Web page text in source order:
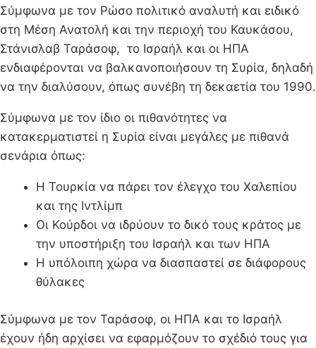
Σύμφωνα με τον Ρώσο πολιτικό αναλυτή και ειδικό
στη Μέση Ανατολή και την περιοχή του Καυκάσου,
Στάνισλαβ Ταράσοφ, το Ισραήλ και οι ΗΠΑ
ενδιαφέρονται να βαλκανοποιήσουν τη Συρία, δηλαδή
να την διαλύσουν, όπως συνέβη τη δεκαετία του 1990.
Σύμφωνα με τον ίδιο οι πιθανότητες να
κατακερματιστεί η Συρία είναι μεγάλες με πιθανά
σενάρια όπως:
Η Τουρκία να πάρει τον έλεγχο του Χαλεπίου
και της Ιντλίμπ
Οι Κούρδοι να ιδρύουν το δικό τους κράτος με
την υποστήριξη του Ισραήλ και των ΗΠΑ
Η υπόλοιπη χώρα να διασπαστεί σε διάφορους
θύλακες
Σύμφωνα με τον Ταράσοφ, οι ΗΠΑ και το Ισραήλ
έχουν ήδη αρχίσει να εφαρμόζουν το σχέδιό τους για